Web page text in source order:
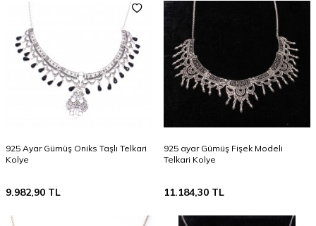
925 Ayar Gümüş Oniks Taşlı Telkari
Kolye
9.982,90 TL
925 ayar Gümüş Fişek Modeli
Telkari Kolye
11.184,30 TL